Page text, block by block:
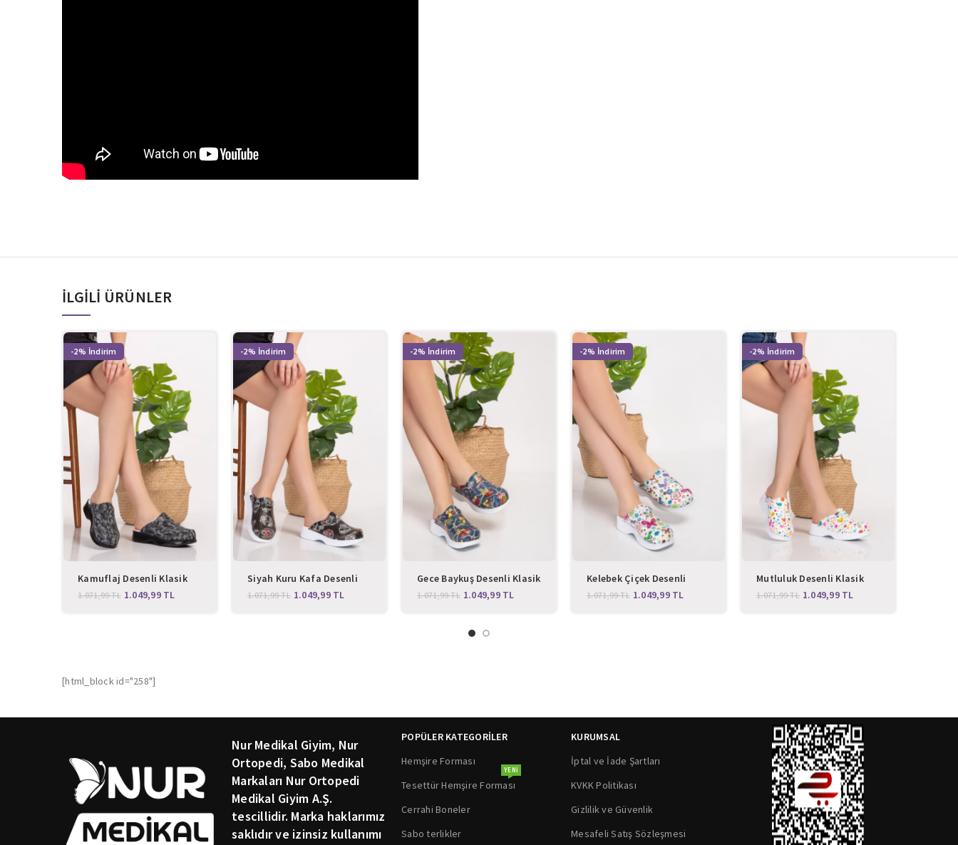
İLGILI ÜRÜNLER
-2%
Kamuflaj Desenli Klasik
Sabo Terlik
1.071,99TL 1.049,99 TL
-2%
Siyah Kuru Kafa Desenli
Klasik Sabo Terlik
1.071,99TL 1.049,99 TL
-2%
Gece Baykuş Desenli Klasik
Sabo Terlik
1.071,99TL 1.049,99 TL
-2%
Kelebek Çiçek Desenli
Klasik Sabo Terlik
1.071,99TL 1.049,99 TL
-2%
Mutluluk Desenli Klasik
Sabo Terlik
1.071,99TL 1.049,99 TL
[html_block id="258"]
Nur Medikal Giyim, Nur
Ortopedi, Sabo Medikal
Markaları Nur Ortopedi
Medikal Giyim A.Ş.
tescillidir. Marka haklarımız
saklıdır ve izinsiz kullanımı
POPÜLER KATEGORİLER
Hemşire Forması
Tesettür Hemşire Forması
YENI
Cerrahi Boneler
Sabo terlikler
KURUMSAL
İptal ve İade Şartları
KVKK Politikası
Gizlilik ve Güvenlik
Mesafeli Satış Sözleşmesi